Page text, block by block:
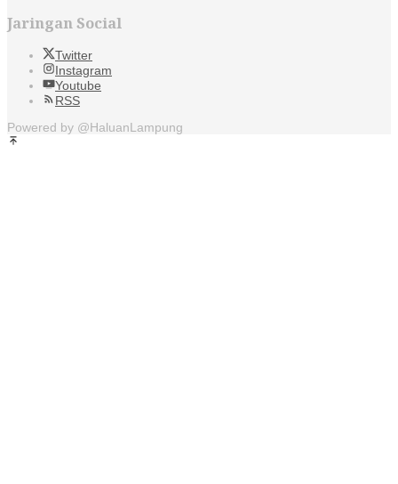
Jaringan Social
Twitter
Instagram
Youtube
RSS
Powered by @HaluanLampung